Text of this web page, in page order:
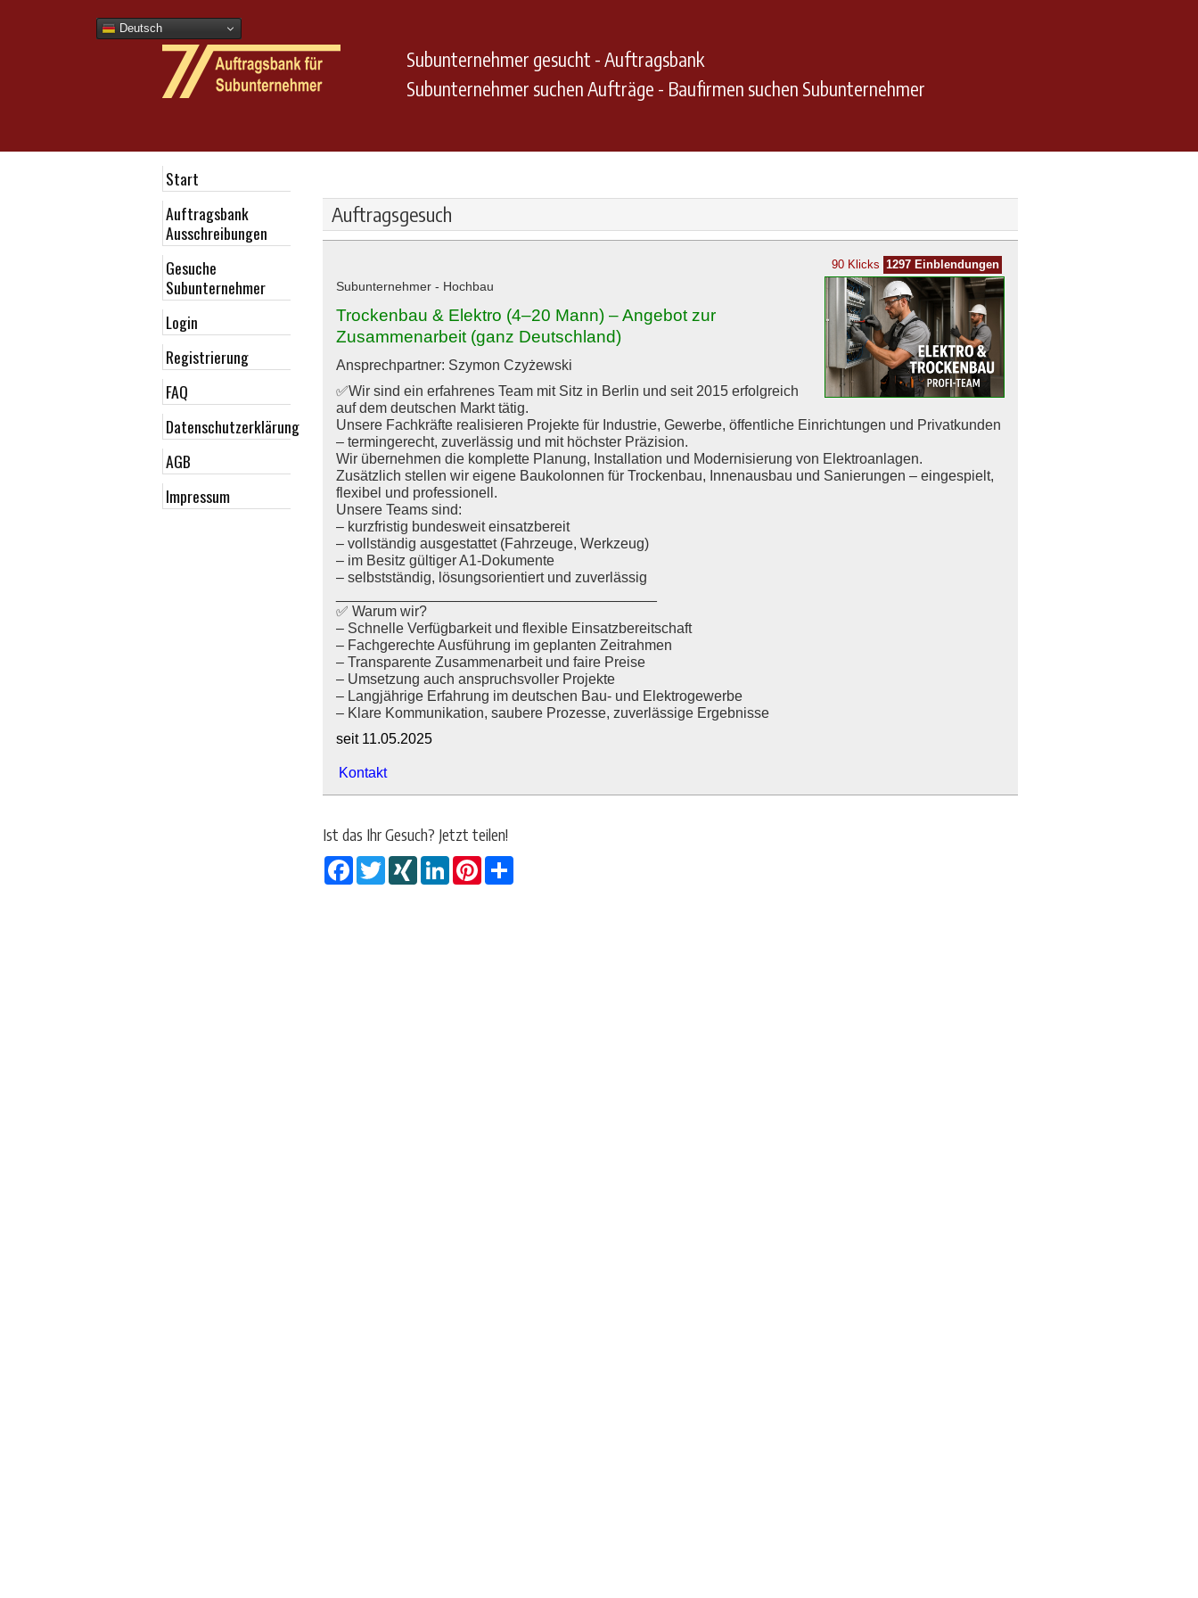
Deutsch
Subunternehmer gesucht - Auftragsbank
Subunternehmer suchen Aufträge - Baufirmen suchen Subunternehmer
Start
Auftragsbank
Ausschreibungen
Gesuche
Subunternehmer
Login
Registrierung
FAQ
Datenschutzerklärung
AGB
Impressum
Auftragsgesuch
90 Klicks 1297 Einblendungen
Subunternehmer - Hochbau
Trockenbau & Elektro (4–20 Mann) – Angebot zur
Zusammenarbeit (ganz Deutschland)
Ansprechpartner: Szymon Czyżewski
✅Wir sind ein erfahrenes Team mit Sitz in Berlin und seit 2015 erfolgreich
auf dem deutschen Markt tätig.
Unsere Fachkräfte realisieren Projekte für Industrie, Gewerbe, öffentliche Einrichtungen und Privatkunden
– termingerecht, zuverlässig und mit höchster Präzision.
Wir übernehmen die komplette Planung, Installation und Modernisierung von Elektroanlagen.
Zusätzlich stellen wir eigene Baukolonnen für Trockenbau, Innenausbau und Sanierungen – eingespielt,
flexibel und professionell.
Unsere Teams sind:
– kurzfristig bundesweit einsatzbereit
– vollständig ausgestattet (Fahrzeuge, Werkzeug)
– im Besitz gültiger A1-Dokumente
– selbstständig, lösungsorientiert und zuverlässig
✅ Warum wir?
– Schnelle Verfügbarkeit und flexible Einsatzbereitschaft
– Fachgerechte Ausführung im geplanten Zeitrahmen
– Transparente Zusammenarbeit und faire Preise
– Umsetzung auch anspruchsvoller Projekte
– Langjährige Erfahrung im deutschen Bau- und Elektrogewerbe
– Klare Kommunikation, saubere Prozesse, zuverlässige Ergebnisse
seit 11.05.2025
Kontakt
Ist das Ihr Gesuch? Jetzt teilen!
FacebookTwitterXING LinkedInPinterest